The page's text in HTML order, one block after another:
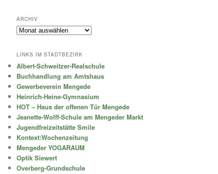
ARCHIV
Archiv
LINKS IM STADTBEZIRK
Albert-Schweitzer-Realschule
Buchhandlung am Amtshaus
Gewerbeverein Mengede
Heinrich-Heine-Gymnasium
HOT – Haus der offenen Tür Mengede
Jeanette-Wolff-Schule am Mengeder Markt
Jugendfreizeitstätte Smile
Kontext:Wochenzeitung
Mengeder YOGARAUM
Optik Siewert
Overberg-Grundschule